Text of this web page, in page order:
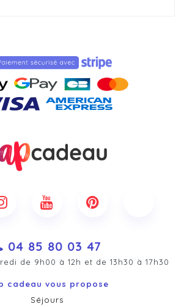
04 85 80 03 47
de 9h00 à 12h et de 13h30 à 17h30
cadeau vous propose
Séjours